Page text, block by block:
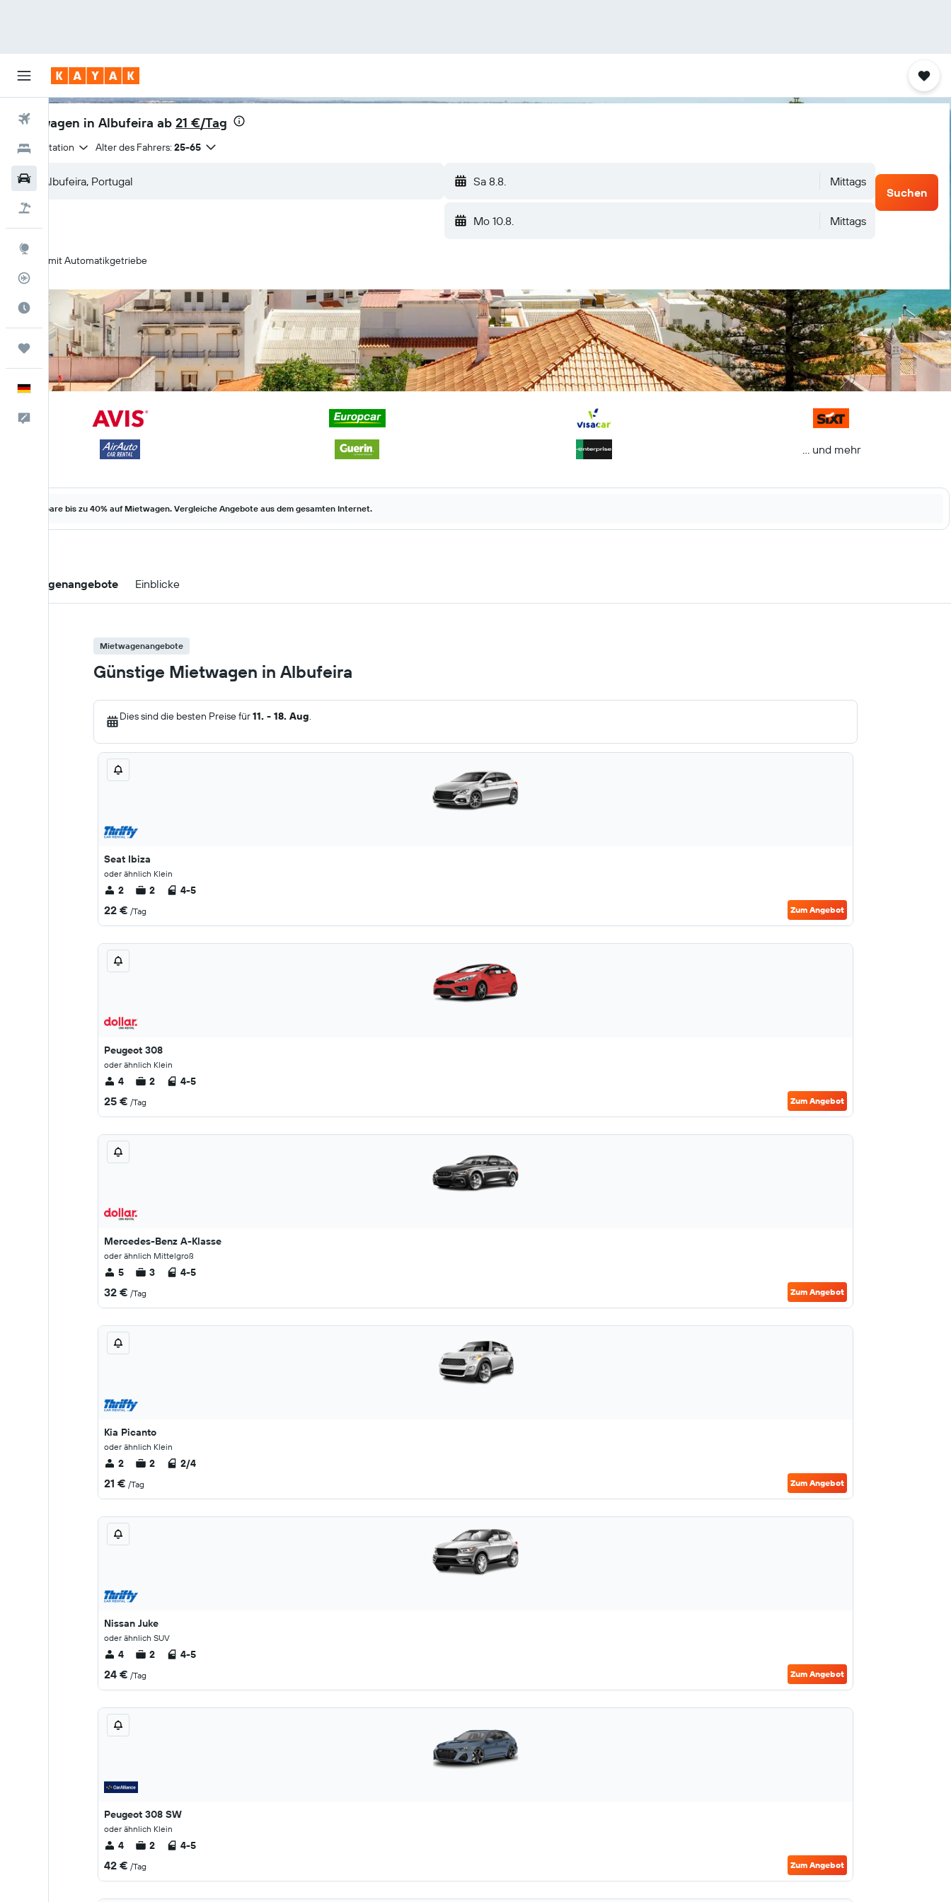
Flüge
Hotels
Mietwagen
Die beste Zeit zum Reisen
Trips
Deutsch
Mietwagen in Albufeira ab 21 €/Tag
Anmietstation Alter des Fahrers: 25-65
Sa 8.8. Mittags
Mo 10.8. Mittags
Suchen
Nur mit Automatikgetriebe
… und mehr
Spare bis zu 40% auf Mietwagen. Vergleiche Angebote aus dem gesamten Internet.
Mietwagenangebote Einblicke
Mietwagenangebote
Günstige Mietwagen in Albufeira
Dies sind die besten Preise für11. - 18. Aug.
Seat Ibiza
oder ähnlich Klein
2 2 4-5
22 € /Tag Zum Angebot
Peugeot 308
oder ähnlich Klein
4 2 4-5
25 € /Tag Zum Angebot
Mercedes-Benz A-Klasse
oder ähnlich Mittelgroß
5 3 4-5
32 € /Tag Zum Angebot
Kia Picanto
oder ähnlich Klein
2 2 2/4
21 € /Tag Zum Angebot
Nissan Juke
oder ähnlich SUV
4 2 4-5
24 € /Tag Zum Angebot
Peugeot 308 SW
oder ähnlich Klein
4 2 4-5
42 € /Tag Zum Angebot